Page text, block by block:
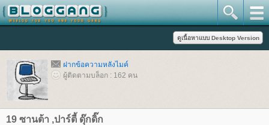
ฝากข้อความหลังไมค์
ผู้ติดตามบล็อก : 162 คน
19 ซานต้า ,ปาร์ตี้ ดุ๊กดิ๊ก